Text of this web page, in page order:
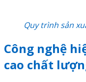
Quy trình sản
Công nghệ
cao chất